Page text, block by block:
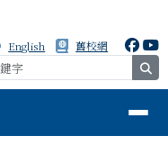
English 舊校網